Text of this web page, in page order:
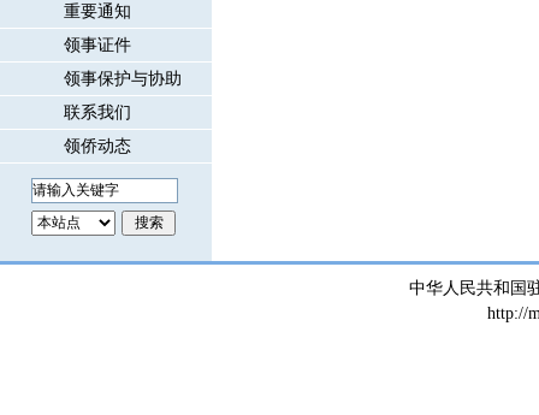
重要通知
领事证件
领事保护与协助
联系我们
领侨动态
中华人民共和国
http://